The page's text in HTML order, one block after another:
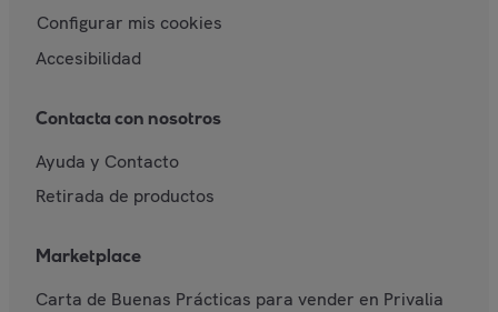
Configurar mis cookies
Accesibilidad
Contacta con nosotros
Ayuda y Contacto
Retirada de productos
Marketplace
Carta de Buenas Prácticas para vender en Privalia